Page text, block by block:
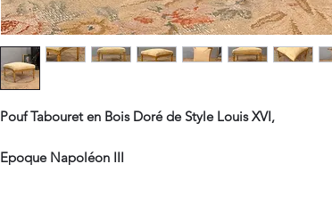
Pouf Tabouret en Bois Doré de Style Louis XVI,
Epoque Napoléon III